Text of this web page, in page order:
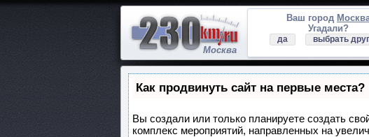
Москва
Ваш город
Угадали?
да выбрать
Как продвинуть сайт на первые места?
Вы создали или только планируете создать
комплекс мероприятий, направленных на